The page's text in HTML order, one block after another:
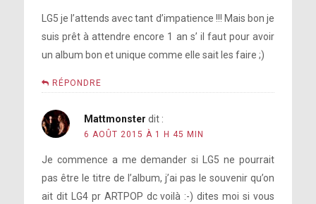
https://instagram.com/p/6DTmwoJFK-/
https://instagram.com/p/6ETuJbpFOn/
LG5 je l’attends avec tant d’impatience !!! Mais bon je
suis prêt à attendre encore 1 an s’ il faut pour avoir
un album bon et unique comme elle sait les faire ;)
RÉPONDRE
Mattmonster dit :
6 AOÛT 2015 À 1 H 45 MIN
Je commence a me demander si LG5 ne pourrait
pas être le titre de l’album, j’ai pas le souvenir qu’on
ait dit LG4 pr ARTPOP dc voilà :-) dites moi si vous